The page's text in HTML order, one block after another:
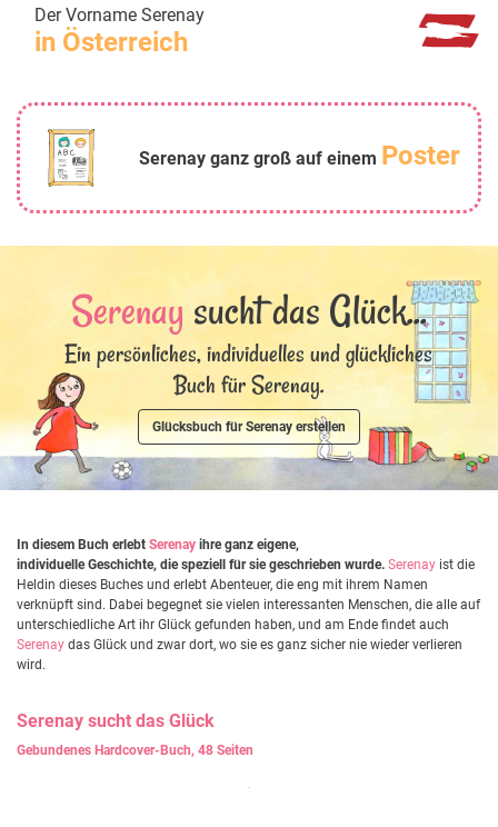
Der Vorname Serenay
in Österreich
Serenay ganz groß auf einem Poster
Serenay sucht das Glück...
Ein persönliches, individuelles und glückliches
Buch für Serenay.
Glücksbuch für Serenay erstellen
In diesem Buch erlebt Serenay ihre ganz eigene,
individuelle Geschichte, die speziell für sie geschrieben wurde. Serenay ist die
Heldin dieses Buches und erlebt Abenteuer, die eng mit ihrem Namen
verknüpft sind. Dabei begegnet sie vielen interessanten Menschen, die alle auf
unterschiedliche Art ihr Glück gefunden haben, und am Ende findet auch
Serenay das Glück und zwar dort, wo sie es ganz sicher nie wieder verlieren
wird.
Serenay sucht das Glück
Gebundenes Hardcover-Buch, 48 Seiten